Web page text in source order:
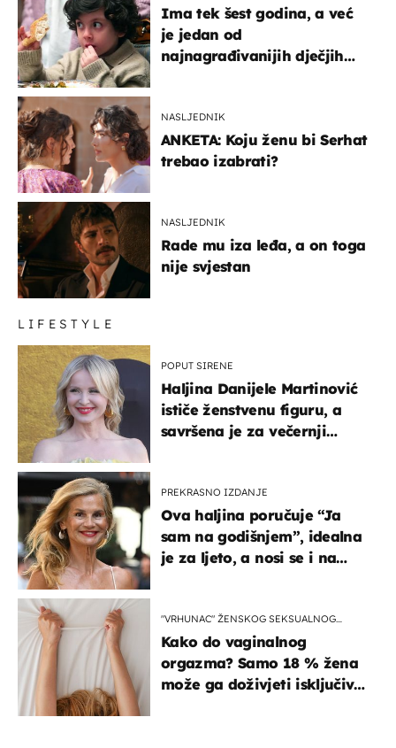
Ima tek šest godina, a već
je jedan od
najnagrađivanijih dječjih
NASLJEDNIK
ANKETA: Koju ženu bi Serhat
trebao izabrati?
NASLJEDNIK
Rade mu iza leđa, a on toga
nije svjestan
LIFESTYLE
POPUT SIRENE
Haljina Danijele Martinović
ističe ženstvenu figuru, a
savršena je za večernji
PREKRASNO IZDANJE
Ova haljina poručuje “Ja
sam na godišnjem”, idealna
je za ljeto, a nosi se i na
"VRHUNAC" ŽENSKOG SEKSUALNOG
Kako do vaginalnog
orgazma? Samo 18 % žena
može ga doživjeti isključivo